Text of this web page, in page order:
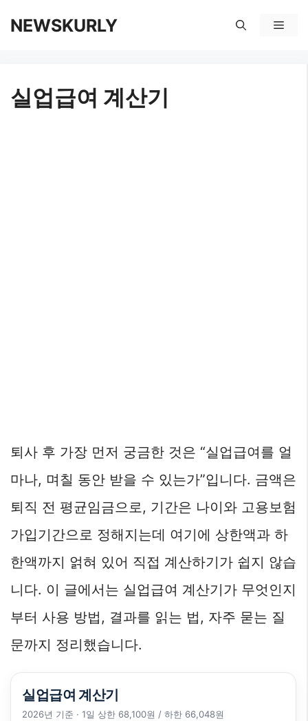
로
NEWSKURLY
메
실업급여 계산기
퇴사 후 가장 먼저 궁금한 것은 “실업급여를 얼
마나, 며칠 동안 받을 수 있는가”입니다. 금액은
퇴직 전 평균임금으로, 기간은 나이와 고용보험
가입기간으로 정해지는데 여기에 상한액과 하
한액까지 얽혀 있어 직접 계산하기가 쉽지 않습
니다. 이 글에서는 실업급여 계산기가 무엇인지
부터 사용 방법, 결과를 읽는 법, 자주 묻는 질
문까지 정리했습니다.
실업급여 계산기
2026년 기준 · 1일 상한 68,100원 / 하한 66,048원